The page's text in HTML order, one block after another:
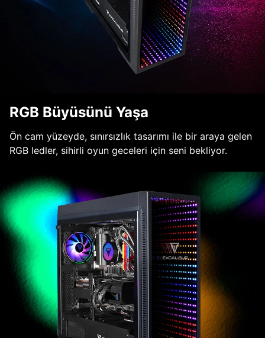
RGB Büyüsünü Yaşa
Ön cam yüzeyde, sınırsızlık tasarımı ile bir araya gelen
RGB ledler, sihirli oyun geceleri için seni bekliyor.